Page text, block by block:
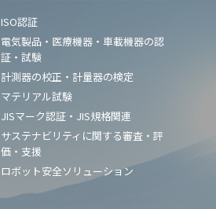
ISO認証
電気製品・医療機器・車載機器の認
証・試験
計測器の校正・計量器の検定
マテリアル試験
JISマーク認証・JIS規格関連
サステナビリティに関する審査・評
価・支援
ロボット安全ソリューション